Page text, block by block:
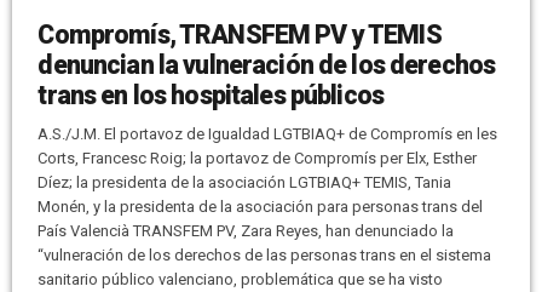
Compromís, TRANSFEM PV y TEMIS
denuncian la vulneración de los derechos
trans en los hospitales públicos
A.S./J.M. El portavoz de Igualdad LGTBIAQ+ de Compromís en les
Corts, Francesc Roig; la portavoz de Compromís per Elx, Esther
Díez; la presidenta de la asociación LGTBIAQ+ TEMIS, Tania
Monén, y la presidenta de la asociación para personas trans del
País Valencià TRANSFEM PV, Zara Reyes, han denunciado la
“vulneración de los derechos de las personas trans en el sistema
sanitario público valenciano, problemática que se ha visto